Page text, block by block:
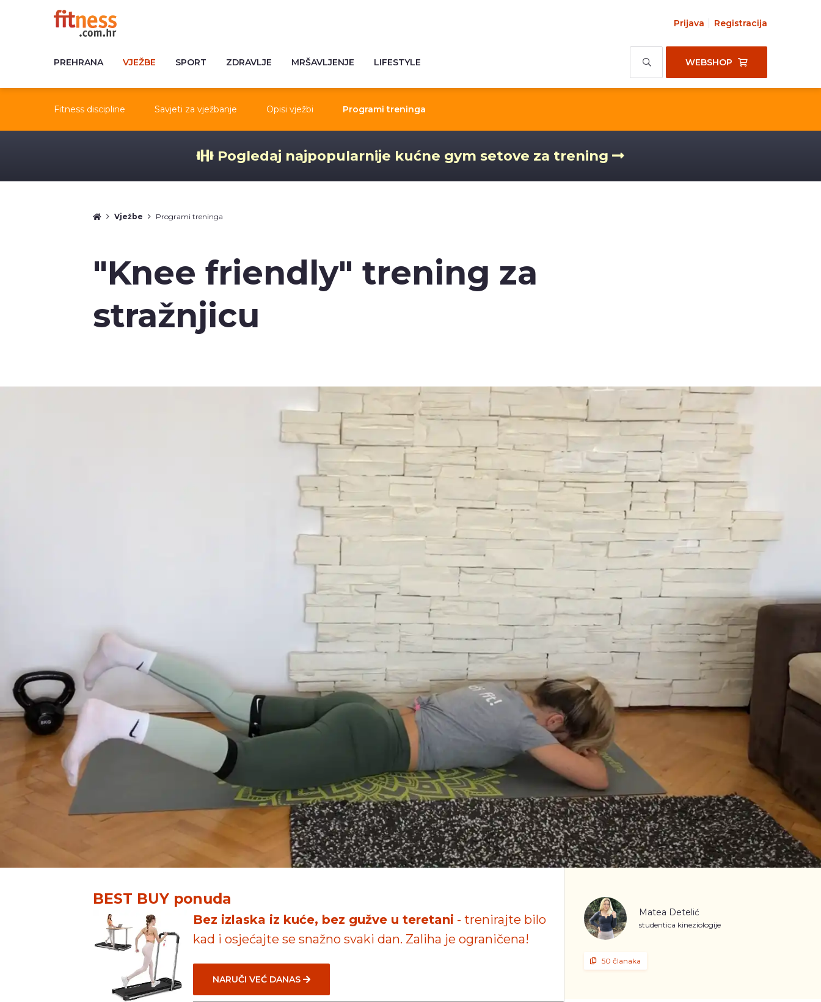
Prijava Registracija
PREHRANA VJEŽBE SPORT ZDRAVLJE MRŠAVLJENJE LIFESTYLE WEBSHOP
Fitness discipline Savjeti za vježbanje Opisi vježbi Programi treninga
Pogledaj najpopularnije kućne gym setove za trening
Vježbe Programi treninga
"Knee friendly" trening za
stražnjicu
BEST BUY ponuda
Bez izlaska iz kuće, bez gužve u teretani - trenirajte bilo
kad i osjećajte se snažno svaki dan. Zaliha je ograničena!
NARUČI VEĆ DANAS
Matea Detelić
studentica kineziologije
50 članaka